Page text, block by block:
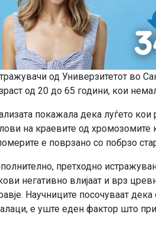
од Универзитетот во
од 20 до 65 години, кои
покажала дека луѓето кои
на краевите од хромозомите
е поврзано со побрзо
претходно
негативно влијаат и врз
Научниците посочуваат
е уште еден фактор што